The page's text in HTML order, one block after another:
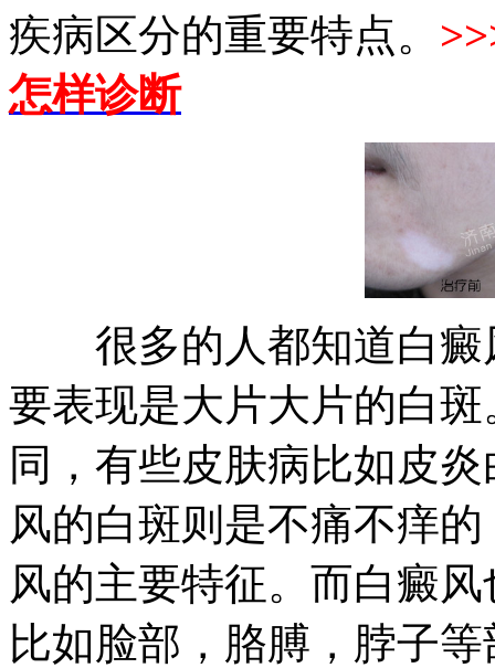
疾病区分的重要特点。
怎样诊断
很多的人都知道白癜
要表现是大片大片的白
同，有些皮肤病比如皮
风的白斑则是不痛不痒
风的主要特征。而白癜
比如脸部，胳膊，脖子